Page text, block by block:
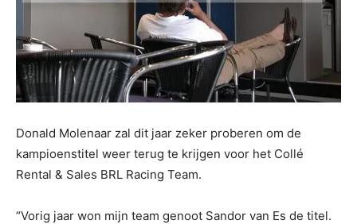
Donald Molenaar zal dit jaar zeker proberen om de
kampioenstitel weer terug te krijgen voor het Collé
Rental & Sales BRL Racing Team.
“Vorig jaar won mijn team genoot Sandor van Es de titel.